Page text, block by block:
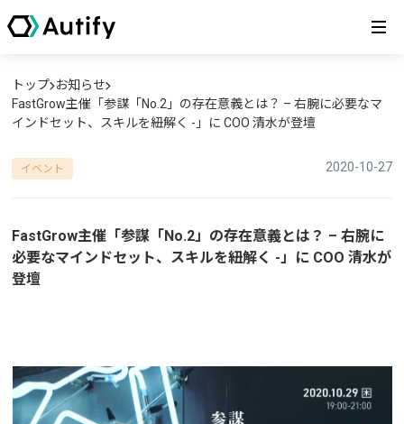
トップ お知らせ
FastGrow主催「参謀「No.2」の存在意義とは？ – 右腕に必要なマ
インドセット、スキルを紐解く -」に COO 清水が登壇
イベント 2020-10-27
FastGrow主催「参謀「No.2」の存在意義とは？ – 右腕に
必要なマインドセット、スキルを紐解く -」に COO 清水が
登壇